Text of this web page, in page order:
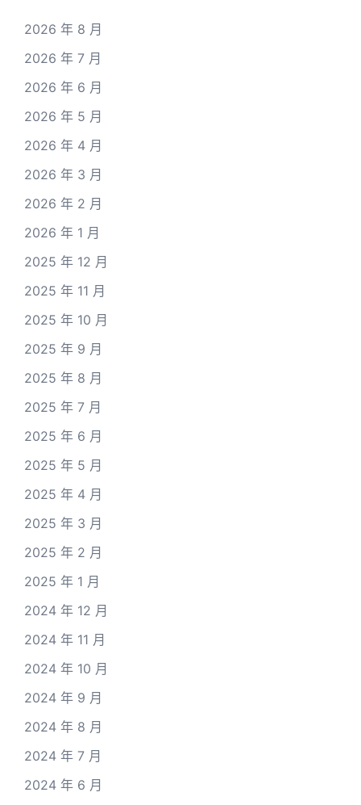
2026 年 8 月
2026 年 7 月
2026 年 6 月
2026 年 5 月
2026 年 4 月
2026 年 3 月
2026 年 2 月
2026 年 1 月
2025 年 12 月
2025 年 11 月
2025 年 10 月
2025 年 9 月
2025 年 8 月
2025 年 7 月
2025 年 6 月
2025 年 5 月
2025 年 4 月
2025 年 3 月
2025 年 2 月
2025 年 1 月
2024 年 12 月
2024 年 11 月
2024 年 10 月
2024 年 9 月
2024 年 8 月
2024 年 7 月
2024 年 6 月